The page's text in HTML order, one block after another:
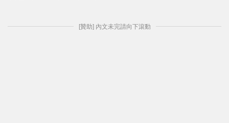
[贊助] 內文未完請向下滾動